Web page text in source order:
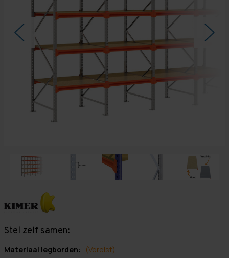
Stel zelf samen:
Materiaal legborden: (Vereist)